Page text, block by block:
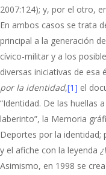
2007:124); y, por el otro,
En ambos casos se trata
principal a la generación
cívico-militar y a los
diversas iniciativas de esa
por la identidad,[1] el
“Identidad. De las huellas
laberinto”, la Memoria
Deportes por la identidad;
y el afiche con la leyenda
Asimismo, en 1998 se